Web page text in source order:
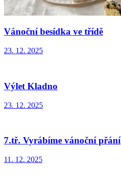
Vánoční besídka ve třídě
23. 12. 2025
Výlet Kladno
23. 12. 2025
7.tř. Vyrábíme vánoční přání
11. 12. 2025